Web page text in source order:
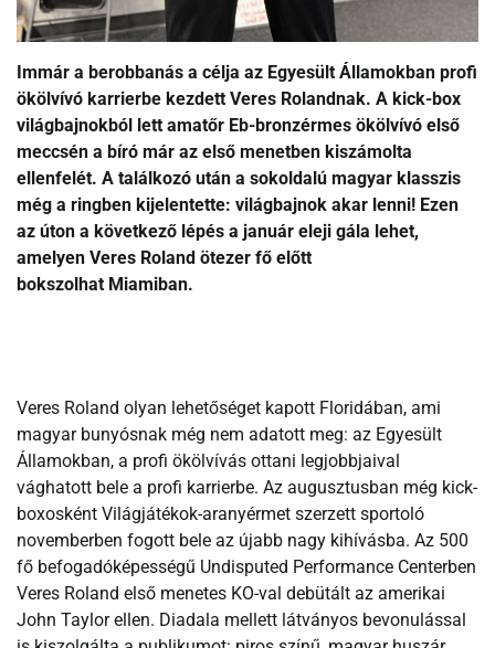
Immár a berobbanás a célja az Egyesült Államokban profi
ökölvívó karrierbe kezdett Veres Rolandnak. A kick-box
világbajnokból lett amatőr Eb-bronzérmes ökölvívó első
meccsén a bíró már az első menetben kiszámolta
ellenfelét. A találkozó után a sokoldalú magyar klasszis
még a ringben kijelentette: világbajnok akar lenni! Ezen
az úton a következő lépés a január eleji gála lehet,
amelyen Veres Roland ötezer fő előtt
bokszolhat Miamiban.
Veres Roland olyan lehetőséget kapott Floridában, ami
magyar bunyósnak még nem adatott meg: az Egyesült
Államokban, a profi ökölvívás ottani legjobbjaival
vághatott bele a profi karrierbe. Az augusztusban még kick-
boxosként Világjátékok-aranyérmet szerzett sportoló
novemberben fogott bele az újabb nagy kihívásba. Az 500
fő befogadóképességű Undisputed Performance Centerben
Veres Roland első menetes KO-val debütált az amerikai
John Taylor ellen. Diadala mellett látványos bevonulással